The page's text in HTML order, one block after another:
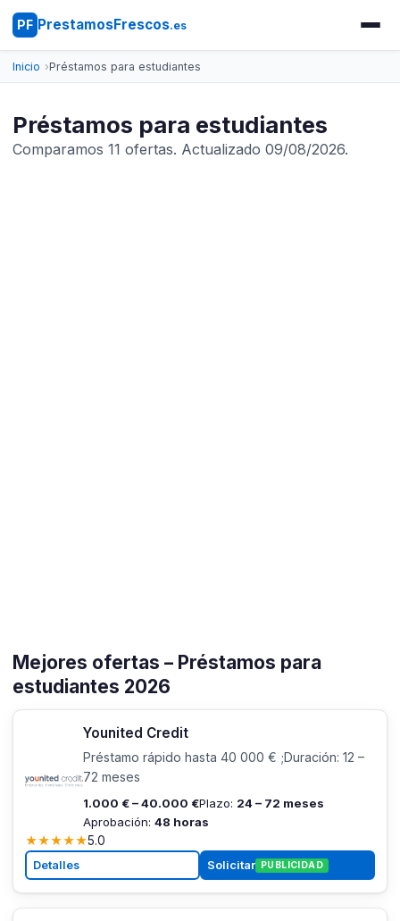
PF PrestamosFrescos.es
Inicio Préstamos para estudiantes
Préstamos para estudiantes
Comparamos 11 ofertas. Actualizado 09/08/2026.
Mejores ofertas – Préstamos para
estudiantes 2026
Younited Credit
Préstamo rápido hasta 40 000 € ;Duración: 12 –
72 meses
1.000 € – 40.000 €Plazo: 24 – 72 meses
Aprobación:48 horas
★★★★★5.0
Detalles Solicitar PUBLICIDAD